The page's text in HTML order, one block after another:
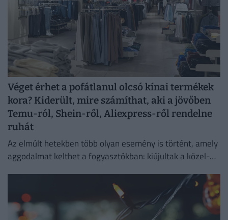
Véget érhet a pofátlanul olcsó kínai termékek
kora? Kiderült, mire számíthat, aki a jövőben
Temu-ról, Shein-ről, Aliexpress-ről rendelne
ruhát
Az elmúlt hetekben több olyan esemény is történt, amely
aggodalmat kelthet a fogyasztókban: kiújultak a közel-